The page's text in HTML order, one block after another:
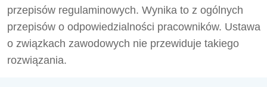
przepisów regulaminowych. Wynika to z ogólnych
przepisów o odpowiedzialności pracowników. Ustawa
o związkach zawodowych nie przewiduje takiego
rozwiązania.